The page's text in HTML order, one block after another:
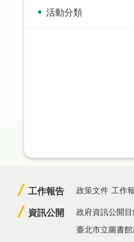
活動分類
工作報告 政策文件 工作
資訊公開
政府資訊公開
臺北市立圖書